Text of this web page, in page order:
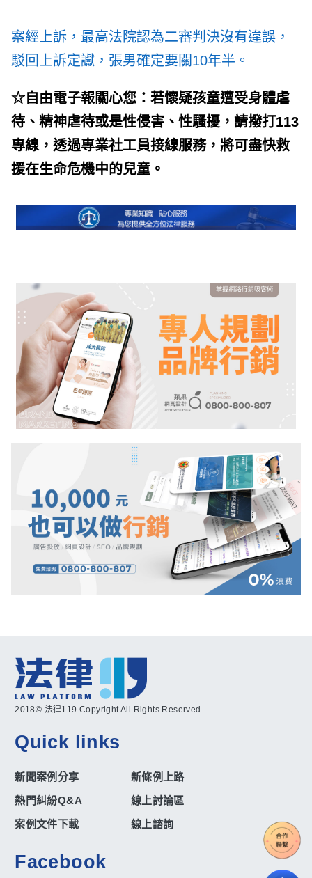
案經上訴，最高法院認為二審判決沒有違誤，
駁回上訴定讞，張男確定要關10年半。
☆自由電子報關心您：若懷疑孩童遭受身體虐
待、精神虐待或是性侵害、性騷擾，請撥打113
專線，透過專業社工員接線服務，將可盡快救
援在生命危機中的兒童。
2018© 法律119 Copyright All Rights Reserved
Quick links
新聞案例分享
新條例上路
熱門糾紛Q&A
線上討論區
案例文件下載
線上諮詢
Facebook